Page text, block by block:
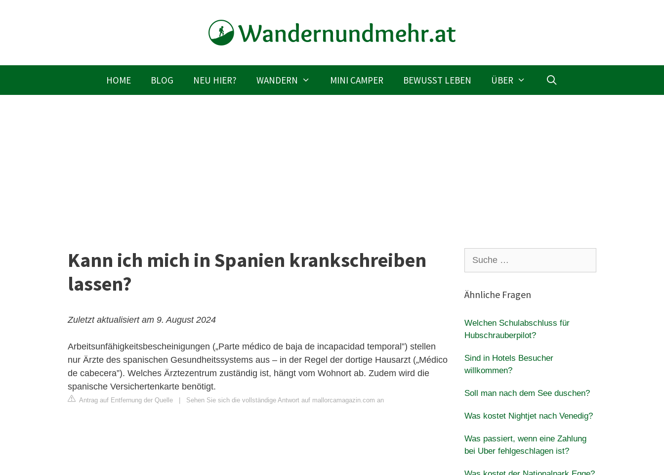
HOME BLOG NEU HIER? WANDERN MINI CAMPER BEWUSST LEBEN ÜBER
Kann ich mich in Spanien krankschreiben
lassen?
Zuletzt aktualisiert am 9. August 2024
Arbeitsunfähigkeitsbescheinigungen („Parte médico de baja de incapacidad temporal”) stellen
nur Ärzte des spanischen Gesundheitssystems aus – in der Regel der dortige Hausarzt („Médico
de cabecera”). Welches Ärztezentrum zuständig ist, hängt vom Wohnort ab. Zudem wird die
spanische Versichertenkarte benötigt.
Antrag auf Entfernung der Quelle Sehen Sie sich die vollständige Antwort auf mallorcamagazin.com an
nach:
Ähnliche Fragen
Welchen Schulabschluss für
Hubschrauberpilot?
Sind in Hotels Besucher
willkommen?
Soll man nach dem See duschen?
Was kostet Nightjet nach Venedig?
Was passiert, wenn eine Zahlung
bei Uber fehlgeschlagen ist?